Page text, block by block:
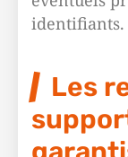
identifiants.
Les